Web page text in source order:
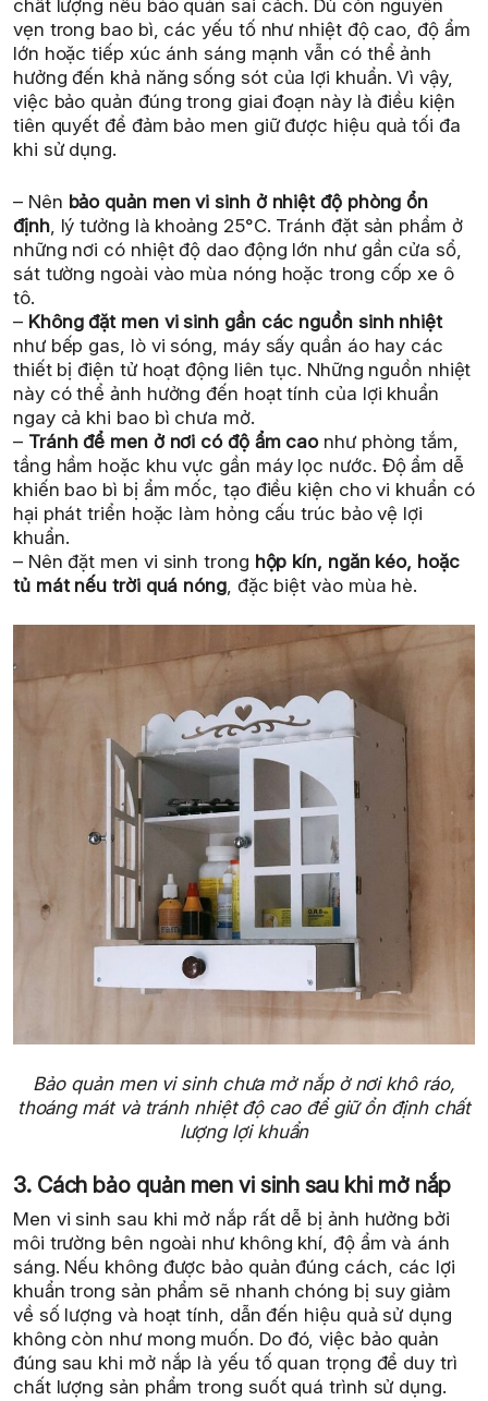
chất lượng nếu bảo quản sai cách. Dù còn nguyên
vẹn trong bao bì, các yếu tố như nhiệt độ cao, độ ẩm
lớn hoặc tiếp xúc ánh sáng mạnh vẫn có thể ảnh
hưởng đến khả năng sống sót của lợi khuẩn. Vì vậy,
việc bảo quản đúng trong giai đoạn này là điều kiện
tiên quyết để đảm bảo men giữ được hiệu quả tối đa
khi sử dụng.
– Nên bảo quản men vi sinh ở nhiệt độ phòng ổn
định, lý tưởng là khoảng 25°C. Tránh đặt sản phẩm ở
những nơi có nhiệt độ dao động lớn như gần cửa sổ,
sát tường ngoài vào mùa nóng hoặc trong cốp xe ô
tô.
– Không đặt men vi sinh gần các nguồn sinh nhiệt
như bếp gas, lò vi sóng, máy sấy quần áo hay các
thiết bị điện tử hoạt động liên tục. Những nguồn nhiệt
này có thể ảnh hưởng đến hoạt tính của lợi khuẩn
ngay cả khi bao bì chưa mở.
– Tránh để men ở nơi có độ ẩm caonhư phòng tắm,
tầng hầm hoặc khu vực gần máy lọc nước. Độ ẩm dễ
khiến bao bì bị ẩm mốc, tạo điều kiện cho vi khuẩn có
hại phát triển hoặc làm hỏng cấu trúc bảo vệ lợi
khuẩn.
– Nên đặt men vi sinh trong hộp kín, ngăn kéo, hoặc
tủ mát nếu trời quá nóng, đặc biệt vào mùa hè.
Bảo quản men vi sinh chưa mở nắp ở nơi khô ráo,
thoáng mát và tránh nhiệt độ cao để giữ ổn định chất
lượng lợi khuẩn
3. Cách bảo quản men vi sinh sau khi mở nắp
Men vi sinh sau khi mở nắp rất dễ bị ảnh hưởng bởi
môi trường bên ngoài như không khí, độ ẩm và ánh
sáng. Nếu không được bảo quản đúng cách, các lợi
khuẩn trong sản phẩm sẽ nhanh chóng bị suy giảm
về số lượng và hoạt tính, dẫn đến hiệu quả sử dụng
không còn như mong muốn. Do đó, việc bảo quản
đúng sau khi mở nắp là yếu tố quan trọng để duy trì
chất lượng sản phẩm trong suốt quá trình sử dụng.